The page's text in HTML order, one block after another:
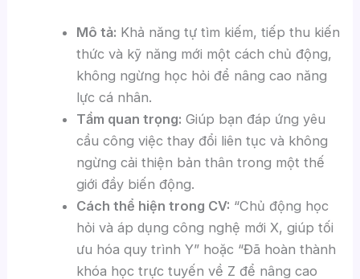
Mô tả: Khả năng tự tìm kiếm, tiếp thu kiến
thức và kỹ năng mới một cách chủ động,
không ngừng học hỏi để nâng cao năng
lực cá nhân.
Tầm quan trọng: Giúp bạn đáp ứng yêu
cầu công việc thay đổi liên tục và không
ngừng cải thiện bản thân trong một thế
giới đầy biến động.
Cách thể hiện trong CV: “Chủ động học
hỏi và áp dụng công nghệ mới X, giúp tối
ưu hóa quy trình Y” hoặc “Đã hoàn thành
khóa học trực tuyến về Z để nâng cao